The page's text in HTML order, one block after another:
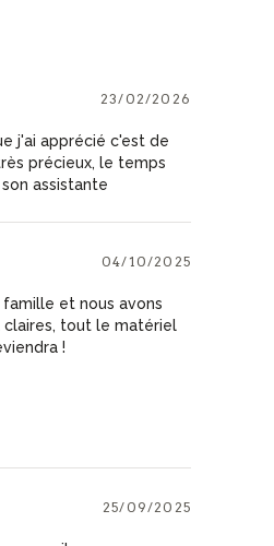
23/02/2026
j'ai apprécié c'est de
précieux, le temps
assistante
04/10/2025
et nous avons
claires, tout le matériel
!
25/09/2025